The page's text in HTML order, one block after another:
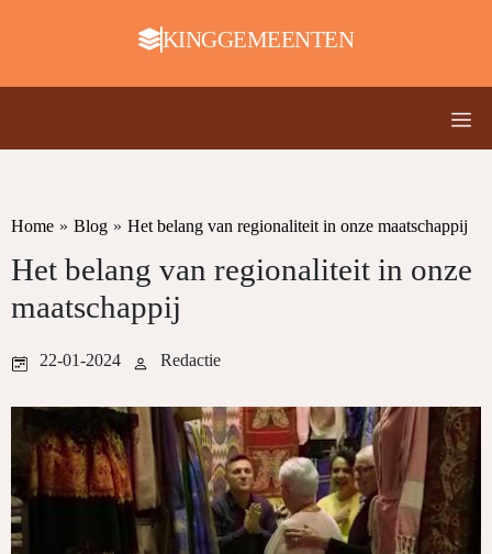
KINGGEMEENTEN
Home » Blog » Het belang van regionaliteit in onze maatschappij
Het belang van regionaliteit in onze
maatschappij
22-01-2024 Redactie